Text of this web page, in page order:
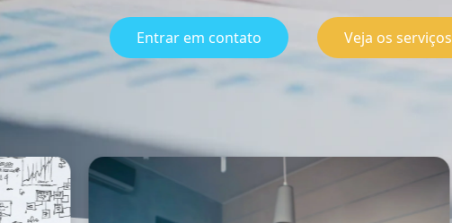
Entrar em contato Veja os serviços